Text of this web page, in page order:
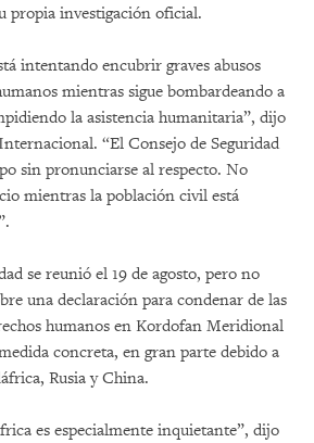
propia investigación oficial.
intentando encubrir graves abusos
mientras sigue bombardeando a
la asistencia humanitaria”, dijo
“El Consejo de Seguridad
sin pronunciarse al respecto. No
mientras la población civil está
se reunió el 19 de agosto, pero no
una declaración para condenar de las
humanos en Kordofan Meridional
concreta, en gran parte debido a
Rusia y China.
es especialmente inquietante”, dijo